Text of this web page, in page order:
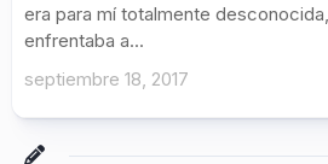
era para mí totalmente
enfrentaba a...
septiembre 18, 2017